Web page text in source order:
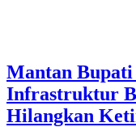
Mantan
Infrastruktur
Hilangkan